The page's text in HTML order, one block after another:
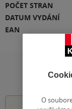
POČET STRAN
DATUM VYDÁNÍ
EAN
O